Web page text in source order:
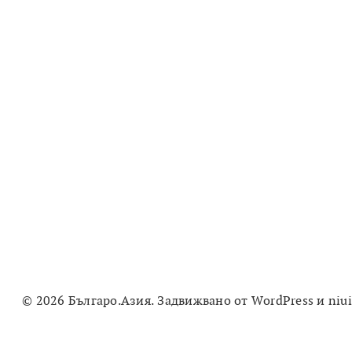
© 2026 Българо.Азия. Задвижвано от WordPress и niui